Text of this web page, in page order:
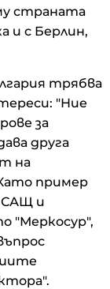
страната
и с Берлин,
трябва
"Ние
за
друга
на
пример
САЩ и
"Меркосур",